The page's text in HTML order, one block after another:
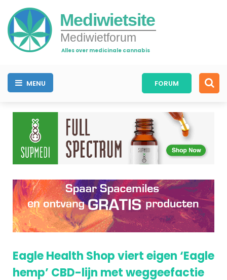
Mediwietsite
Mediwietforum
Alles over medicinale cannabis
MENU FORUM
Eagle Health Shop viert eigen ‘Eagle
hemp’ CBD-lijn met weggeefactie